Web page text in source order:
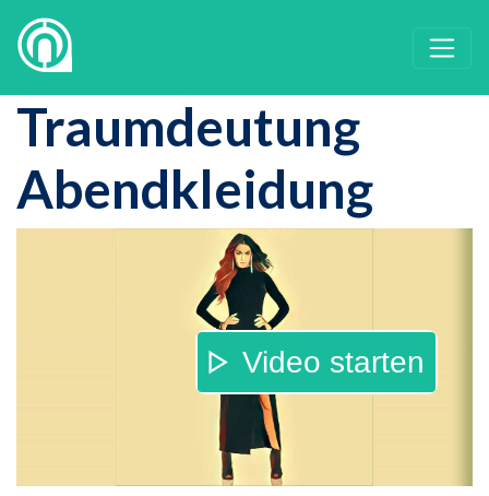
Traumdeutung
Abendkleidung
Video starten